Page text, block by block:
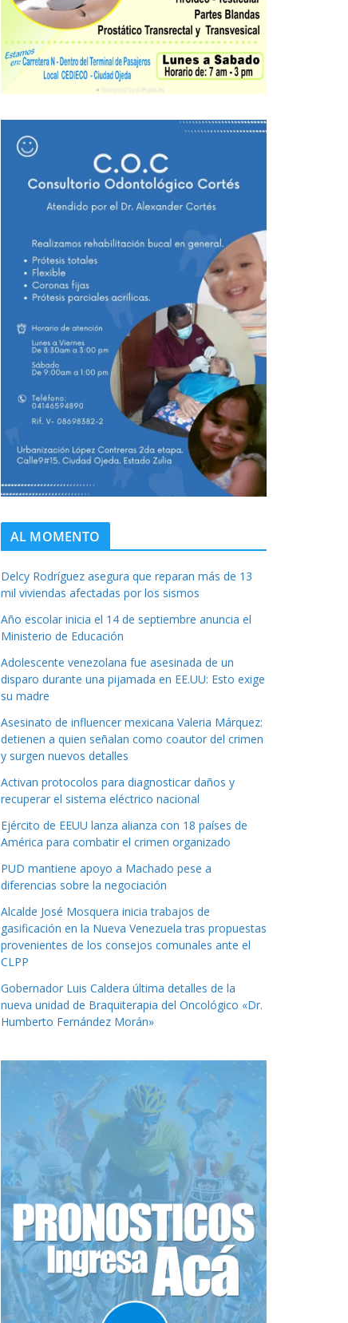
AL MOMENTO
Delcy Rodríguez asegura que reparan más de 13
mil viviendas afectadas por los sismos
Año escolar inicia el 14 de septiembre anuncia el
Ministerio de Educación
Adolescente venezolana fue asesinada de un
disparo durante una pijamada en EE.UU: Esto exige
su madre
Asesinato de influencer mexicana Valeria Márquez:
detienen a quien señalan como coautor del crimen
y surgen nuevos detalles
Activan protocolos para diagnosticar daños y
recuperar el sistema eléctrico nacional
Ejército de EEUU lanza alianza con 18 países de
América para combatir el crimen organizado
PUD mantiene apoyo a Machado pese a
diferencias sobre la negociación
Alcalde José Mosquera inicia trabajos de
gasificación en la Nueva Venezuela tras propuestas
provenientes de los consejos comunales ante el
CLPP
Gobernador Luis Caldera última detalles de la
nueva unidad de Braquiterapia del Oncológico «Dr.
Humberto Fernández Morán»